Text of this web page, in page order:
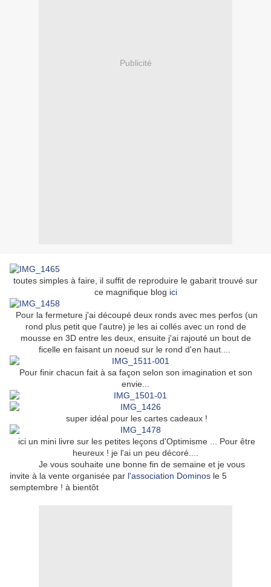
Publicité
toutes simples à faire, il suffit de reproduire le gabarit trouvé sur
ce magnifique blog ici
Pour la fermeture j'ai découpé deux ronds avec mes perfos (un
rond plus petit que l'autre) je les ai collés avec un rond de
mousse en 3D entre les deux, ensuite j'ai rajouté un bout de
ficelle en faisant un noeud sur le rond d'en haut....
Pour finir chacun fait à sa façon selon son imagination et son
envie...
super idéal pour les cartes cadeaux !
ici un mini livre sur les petites leçons d'Optimisme ... Pour être
heureux ! je l'ai un peu décoré....
Je vous souhaite une bonne fin de semaine et je vous
invite à la vente organisée par l'association Dominos le 5
semptembre ! à bientôt